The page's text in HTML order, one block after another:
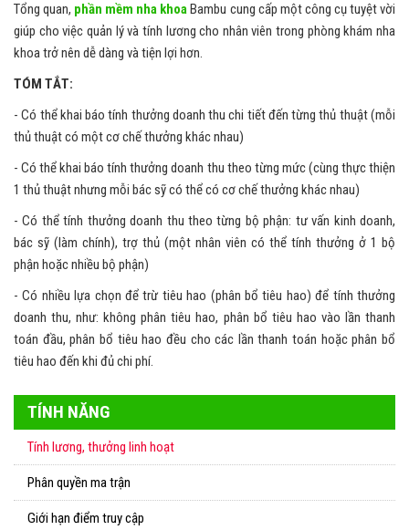
Tổng quan, phần mềm nha khoaBambu cung cấp một công cụ tuyệt vời
giúp cho việc quản lý và tính lương cho nhân viên trong phòng khám nha
khoa trở nên dễ dàng và tiện lợi hơn.
TÓM TẮT:
- Có thể khai báo tính thưởng doanh thu chi tiết đến từng thủ thuật (mỗi
thủ thuật có một cơ chế thưởng khác nhau)
- Có thể khai báo tính thưởng doanh thu theo từng mức (cùng thực thiện
1 thủ thuật nhưng mỗi bác sỹ có thể có cơ chế thưởng khác nhau)
- Có thể tính thưởng doanh thu theo từng bộ phận: tư vấn kinh doanh,
bác sỹ (làm chính), trợ thủ (một nhân viên có thể tính thưởng ở 1 bộ
phận hoặc nhiều bộ phận)
- Có nhiều lựa chọn để trừ tiêu hao (phân bổ tiêu hao) để tính thưởng
doanh thu, như: không phân tiêu hao, phân bổ tiêu hao vào lần thanh
toán đầu, phân bổ tiêu hao đều cho các lần thanh toán hoặc phân bổ
tiêu hao đến khi đủ chi phí.
TÍNH NĂNG
Tính lương, thưởng linh hoạt
Phân quyền ma trận
Giới hạn điểm truy cập